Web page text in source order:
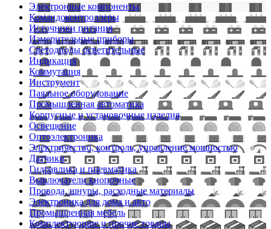
Электронные компоненты
Командоконтроллеры
Источники питания
Измерительные приборы
Светодиоды осветительные
Индикация
Коммутация
Инструмент
Паяльное оборудование
Промышленная автоматика
Корпусные и установочные изделия
Освещение
Оптоэлектроника
Электричество, контроль, управление мощностью
Датчики
Гидравлика и пневматика
Выключатели кнопочные
Провода, шнуры, расходные материалы
Электроника для дома и авто
Промышленная мебель
Комплектующие и прочие товары